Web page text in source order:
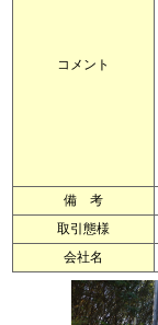
コメント
備 考
取引態様
会社名